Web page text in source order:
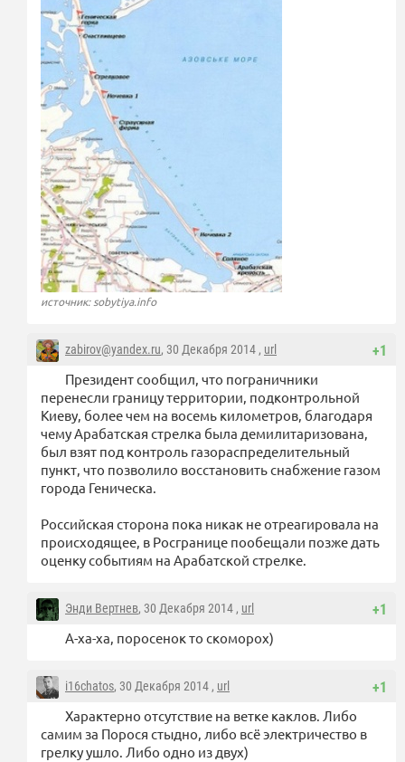
источник: sobytiya.info
+1
zabirov@yandex.ru, 30 Декабря 2014 , url
Президент сообщил, что пограничники
перенесли границу территории, подконтрольной
Киеву, более чем на восемь километров, благодаря
чему Арабатская стрелка была демилитаризована,
был взят под контроль газораспределительный
пункт, что позволило восстановить снабжение газом
города Геническа.
Российская сторона пока никак не отреагировала на
происходящее, в Росгранице пообещали позже дать
оценку событиям на Арабатской стрелке.
+1
Энди Вертнев, 30 Декабря 2014 , url
А-ха-ха, поросенок то скоморох)
+1
i16chatos, 30 Декабря 2014 , url
Характерно отсутствие на ветке каклов. Либо
самим за Порося стыдно, либо всё электричество в
грелку ушло. Либо одно из двух)